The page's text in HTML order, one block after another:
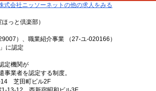
式会社ニッソーネットの他の求人をみる
っと倶楽部）
）、職業紹介事業 （27-ユ-020166）
に認定
定機関が
業者を認定する制度。
14 芝田町ビル2F